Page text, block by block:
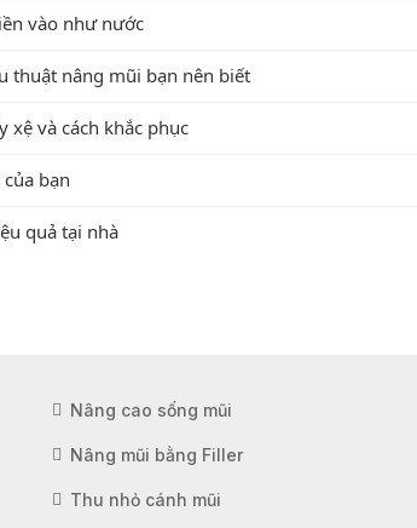
vào như nước
thuật nâng mũi bạn nên biết
xệ và cách khắc phục
bạn
quả tại nhà
Nâng cao sống mũi
Nâng mũi bằng Filler
Thu nhỏ cánh mũi